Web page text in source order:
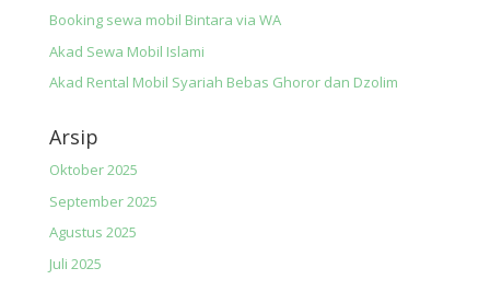
Booking sewa mobil Bintara via WA
Akad Sewa Mobil Islami
Akad Rental Mobil Syariah Bebas Ghoror dan Dzolim
Arsip
Oktober 2025
September 2025
Agustus 2025
Juli 2025